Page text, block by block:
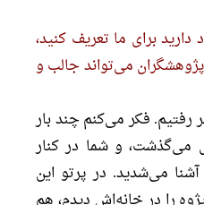
دارید برای ما تعریف کنید،
می‌تواند جالب و
فکر می‌کنم چند بار
و شما در کنار
می‌شدید. در پرتو این